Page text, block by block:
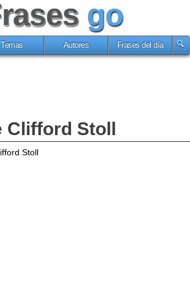
go
Temas Autores Frases del día
Clifford Stoll
Stoll